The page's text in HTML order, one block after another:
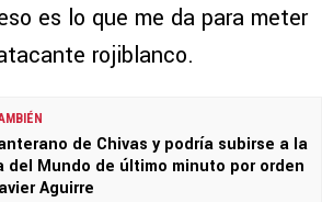
es lo que me da para meter
rojiblanco.
de Chivas y podría subirse a la
del Mundo de último minuto por orden
Aguirre